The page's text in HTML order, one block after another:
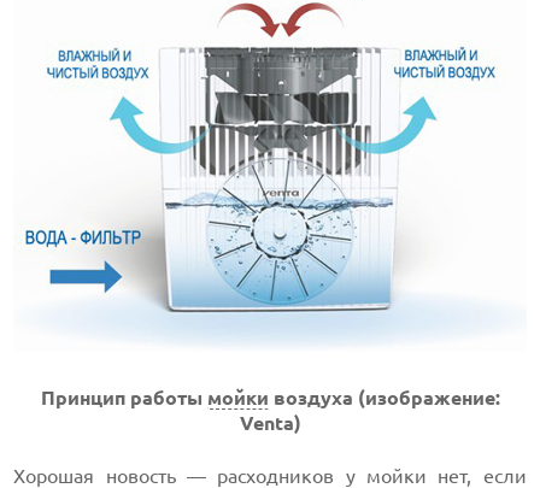
Принцип работы мойки воздуха (изображение:
Venta)
Хорошая новость — расходников у мойки нет, если